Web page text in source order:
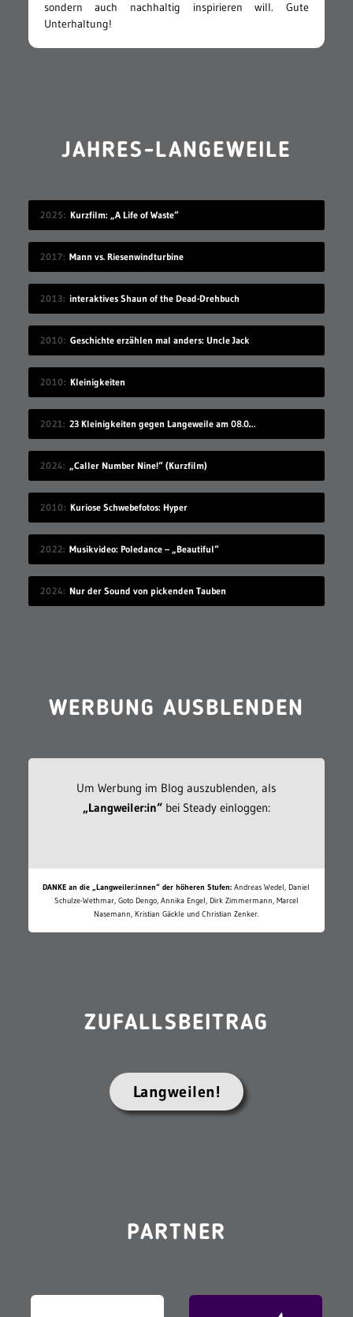
sondern auch nachhaltig inspirieren will. Gute
Unterhaltung!
JAHRES-LANGEWEILE
2025 Kurzfilm: „A Life of Waste“
2017 Mann vs. Riesenwindturbine
2013 interaktives Shaun of the Dead-Drehbuch
2010 Geschichte erzählen mal anders: Uncle Jack
2010 Kleinigkeiten
2021 23 Kleinigkeiten gegen Langeweile am 08.08.2021
2024 „Caller Number Nine!“ (Kurzfilm)
2010 Kuriose Schwebefotos: Hyper
2022 Musikvideo: Poledance – „Beautiful“
2024 Nur der Sound von pickenden Tauben
WERBUNG AUSBLENDEN
Um Werbung im Blog auszublenden, als
„Langweiler:in“bei Steady einloggen:
DANKE an die „Langweiler:innen“ der höheren Stufen: Andreas Wedel, Daniel
Schulze-Wethmar, Goto Dengo, Annika Engel, Dirk Zimmermann, Marcel
Nasemann, Kristian Gäckle und Christian Zenker.
ZUFALLSBEITRAG
Langweilen!
PARTNER